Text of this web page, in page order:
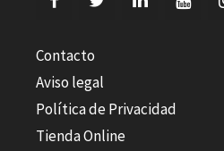
Contacto
Aviso legal
Política de Privacidad
Tienda Online